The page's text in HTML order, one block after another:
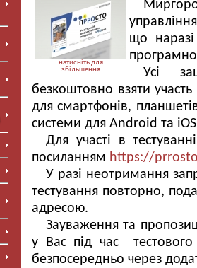
натисніть для
збільшення
що наразі
Усі
безкоштовно взяти
для смартфонів,
системи для Android та
Для участі в
посиланням https://
У разі неотримання
тестування повторно,
адресою.
Зауваження та
у Вас під час тестового
безпосередньо через